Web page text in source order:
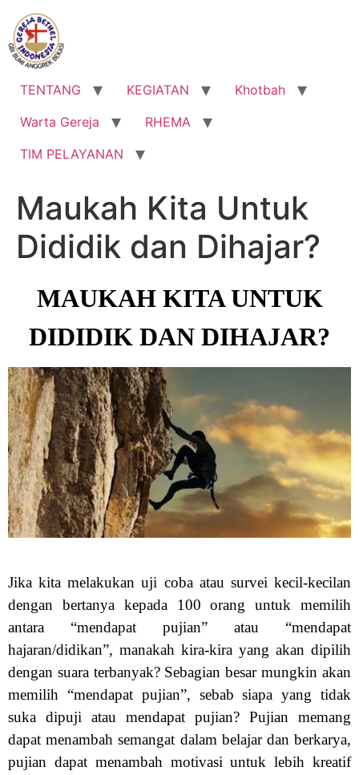
Lewati
konten
TENTANG KEGIATAN
Khotbah
Warta Gereja
RHEMA
TIM PELAYANAN
Maukah Kita Untuk
Dididik dan Dihajar?
MAUKAH KITA UNTUK
DIDIDIK DAN DIHAJAR?
Jika kita melakukan uji coba atau survei kecil-kecilan
dengan bertanya kepada 100 orang untuk memilih
antara “mendapat pujian” atau “mendapat
hajaran/didikan”, manakah kira-kira yang akan dipilih
dengan suara terbanyak? Sebagian besar mungkin akan
memilih “mendapat pujian”, sebab siapa yang tidak
suka dipuji atau mendapat pujian? Pujian memang
dapat menambah semangat dalam belajar dan berkarya,
pujian dapat menambah motivasi untuk lebih kreatif